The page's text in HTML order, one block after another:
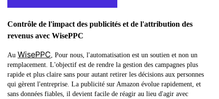
Contrôle de l'impact des publicités et de l'attribution des
revenus avec WisePPC
Au WisePPC , Pour nous, l'automatisation est un soutien et non un
remplacement. L'objectif est de rendre la gestion des campagnes plus
rapide et plus claire sans pour autant retirer les décisions aux personnes
qui gèrent l'entreprise. La publicité sur Amazon évolue rapidement, et
sans données fiables, il devient facile de réagir au lieu d'agir avec